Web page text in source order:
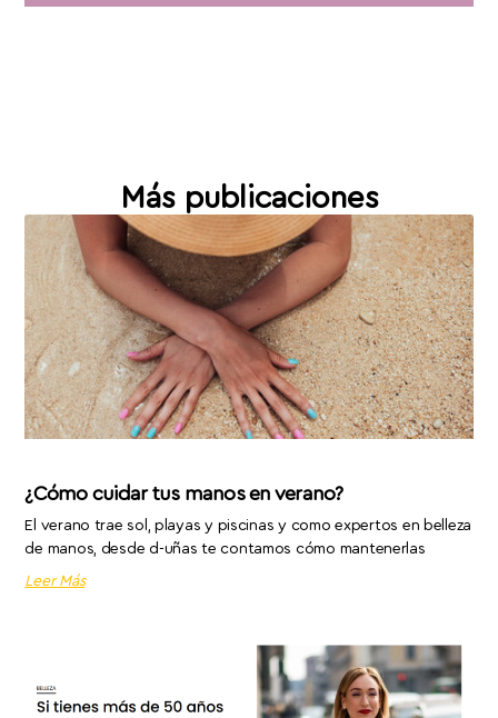
Más publicaciones
¿Cómo cuidar tus manos en verano?
El verano trae sol, playas y piscinas y como expertos en belleza
de manos, desde d-uñas te contamos cómo mantenerlas
Leer Más